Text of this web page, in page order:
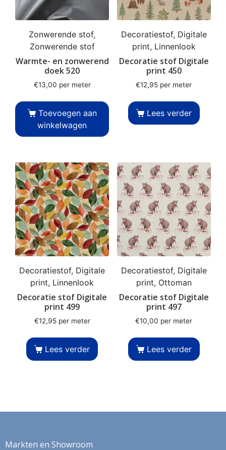
Zonwerende stof,
Zonwerende stof
Warmte- en zonwerend
doek 520
€13,00 per meter
Toevoegen aan
winkelwagen
Decoratiestof, Digitale
print, Linnenlook
Decoratie stof Digitale
print 450
€12,95 per meter
Lees verder
Decoratiestof, Digitale
print, Linnenlook
Decoratie stof Digitale
print 499
€12,95 per meter
Lees verder
Decoratiestof, Digitale
print, Ottoman
Decoratie stof Digitale
print 497
€10,00 per meter
Lees verder
Markten en Showroom